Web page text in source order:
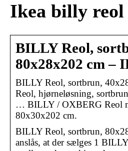
Ikea billy
BILLY Reol,
80x28x202 cm –
BILLY Reol, sortbrun,
Reol, hjørneløsning,
… BILLY / OXBERG Reol
80x30x202 cm.
BILLY Reol, sortbrun,
anslås, at der sælges 1